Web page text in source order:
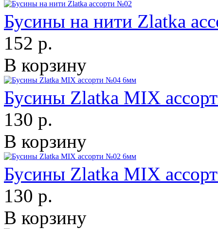
Бусины на нити Zlatka
152 р.
В корзину
Бусины Zlatka MIX
130 р.
В корзину
Бусины Zlatka MIX
130 р.
В корзину